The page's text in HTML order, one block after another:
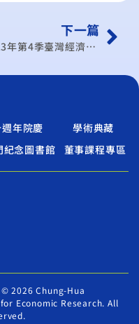
下一篇
2013年第4季臺灣經濟預測記者會消息稿
年院慶
學術典藏
紀念圖書館
董事課程專區
2026 Chung-Hua
Economic Research. All